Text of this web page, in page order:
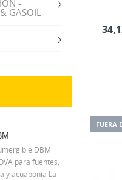
-
GASOIL
DBM
para fuentes,
y acuaponía La
FUERA